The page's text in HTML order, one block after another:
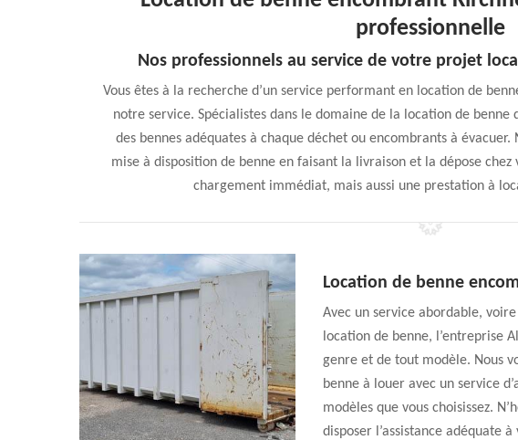
professionnelle
Nos professionnels au service de votre projet
Vous êtes à la recherche d’un service performant en location de
notre service. Spécialistes dans le domaine de la location de benne
des bennes adéquates à chaque déchet ou encombrants à
mise à disposition de benne en faisant la livraison et la dépose chez
chargement immédiat, mais aussi une prestation à
Location de benne
Avec un service abordable,
location de benne, l’entreprise
genre et de tout modèle. Nous
benne à louer avec un service
modèles que vous choisissez.
disposer l’assistance adéquate